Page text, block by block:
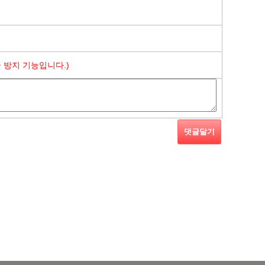
방지 기능입니다.)
댓글달기